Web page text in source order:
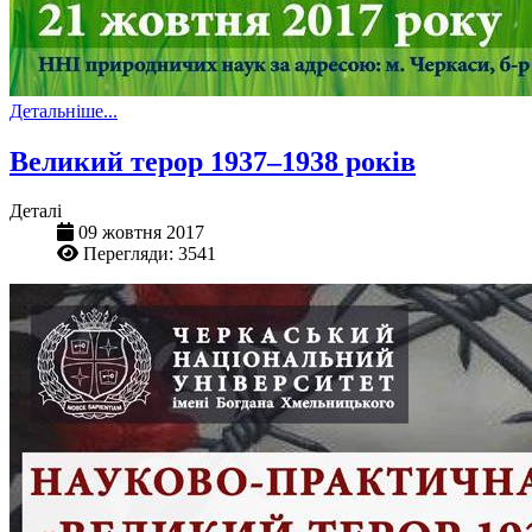
Детальніше...
Великий терор 1937–1938 років
Деталі
09 жовтня 2017
Перегляди: 3541